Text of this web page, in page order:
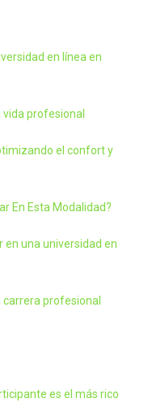
en línea en
profesional
el confort y
En Esta Modalidad?
en una universidad en
profesional
es el más rico